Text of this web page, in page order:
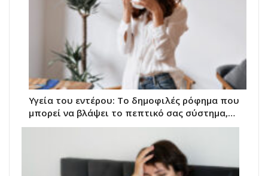
Υγεία του εντέρου: Το δημοφιλές ρόφημα που
μπορεί να βλάψει το πεπτικό σας σύστημα,…